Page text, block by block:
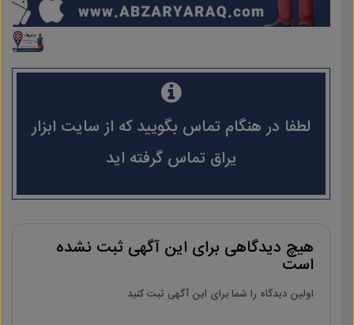
لطفا در هنگام تماس بگویید که از سایت ابزار
یراق تماس گرفته اید
هیچ دیدگاهی برای این آگهی ثبت نشده
است
اولین دیدگاه را شما برای این آگهی ثبت کنید